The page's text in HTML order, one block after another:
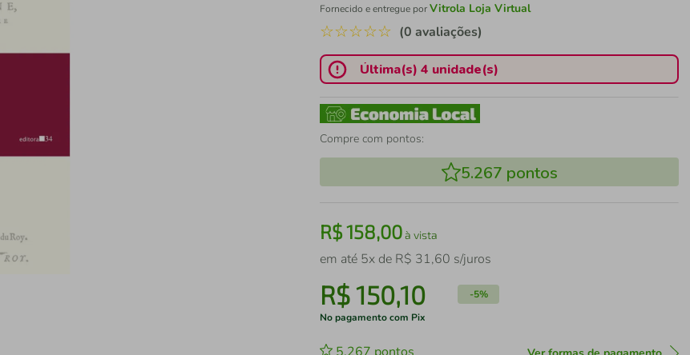
Fornecido e entregue porVitrola Loja Virtual
☆☆☆☆☆ (0 avaliações)
Última(s) 4 unidade(s)
Compre com pontos:
5.267 pontos
R$158,00à vista
em até 5x de R$ 31,60 s/juros
R$150,10 -5%
No pagamento com Pix